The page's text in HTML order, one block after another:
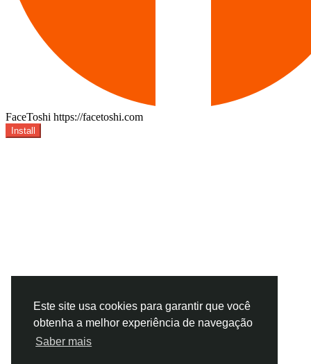
Este site usa cookies para garantir que você
obtenha a melhor experiência de navegação
Saber mais
FaceToshi https://facetoshi.com
Install